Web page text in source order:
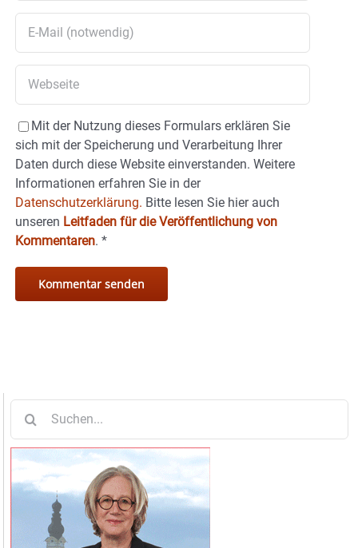
Mit der Nutzung dieses Formulars erklären Sie
sich mit der Speicherung und Verarbeitung Ihrer
Daten durch diese Website einverstanden. Weitere
Informationen erfahren Sie in der
Datenschutzerklärung. Bitte lesen Sie hier auch
unseren Leitfaden für die Veröffentlichung von
Kommentaren. *
nach: